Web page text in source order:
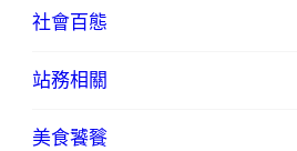
社會百態
站務相關
美食饕餮